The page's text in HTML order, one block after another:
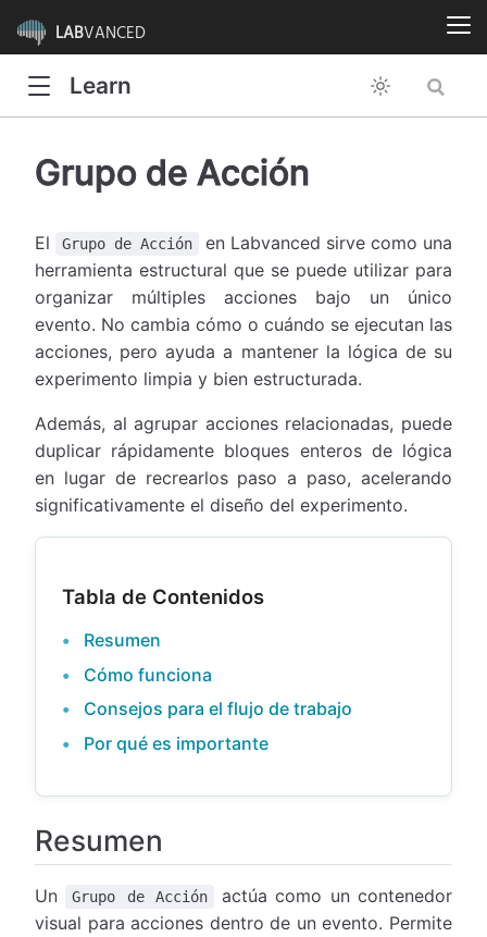
LABVANCED
Learn
Grupo de Acción
El Grupo de Acción
en Labvanced sirve como una
herramienta estructural que se puede utilizar para
organizar múltiples acciones bajo un único
evento. No cambia cómo o cuándo se ejecutan las
acciones, pero ayuda a mantener la lógica de su
experimento limpia y bien estructurada.
Además, al agrupar acciones relacionadas, puede
duplicar rápidamente bloques enteros de lógica
en lugar de recrearlos paso a paso, acelerando
significativamente el diseño del experimento.
Tabla de Contenidos
Resumen
Cómo funciona
Consejos para el flujo de trabajo
Por qué es importante
Resumen
Un Grupo de Acción
actúa como un contenedor
visual para acciones dentro de un evento. Permite